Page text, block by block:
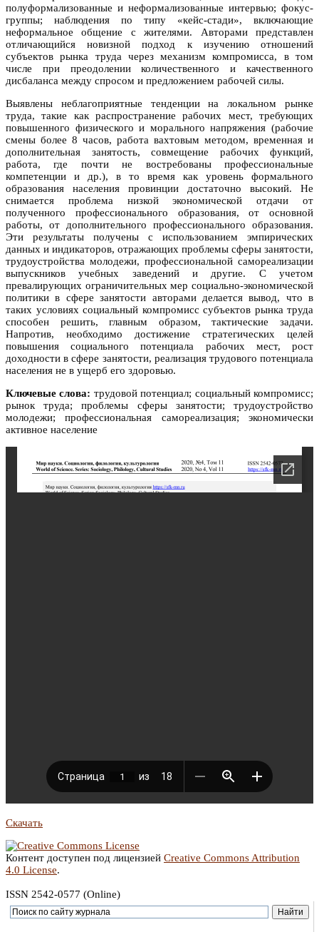
полуформализованные и неформализованные интервью; фокус-
группы; наблюдения по типу «кейс-стади», включающие
неформальное общение с жителями. Авторами представлен
отличающийся новизной подход к изучению отношений
субъектов рынка труда через механизм компромисса, в том
числе при преодолении количественного и качественного
дисбаланса между спросом и предложением рабочей силы.
Выявлены неблагоприятные тенденции на локальном рынке
труда, такие как распространение рабочих мест, требующих
повышенного физического и морального напряжения (рабочие
смены более 8 часов, работа вахтовым методом, временная и
дополнительная занятость, совмещение рабочих функций,
работа, где почти не востребованы профессиональные
компетенции и др.), в то время как уровень формального
образования населения провинции достаточно высокий. Не
снимается проблема низкой экономической отдачи от
полученного профессионального образования, от основной
работы, от дополнительного профессионального образования.
Эти результаты получены с использованием эмпирических
данных и индикаторов, отражающих проблемы сферы занятости,
трудоустройства молодежи, профессиональной самореализации
выпускников учебных заведений и другие. С учетом
превалирующих ограничительных мер социально-экономической
политики в сфере занятости авторами делается вывод, что в
таких условиях социальный компромисс субъектов рынка труда
способен решить, главным образом, тактические задачи.
Напротив, необходимо достижение стратегических целей
повышения социального потенциала рабочих мест, рост
доходности в сфере занятости, реализация трудового потенциала
населения не в ущерб его здоровью.
Ключевые слова: трудовой потенциал; социальный компромисс;
рынок труда; проблемы сферы занятости; трудоустройство
молодежи; профессиональная самореализация; экономически
активное население
Скачать
Контент доступен под лицензией Creative Commons Attribution
4.0 License.
ISSN 2542-0577 (Online)